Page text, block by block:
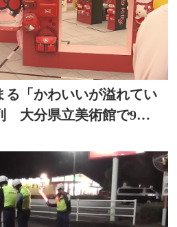
る「かわいいが溢れてい
大分県立美術館で9月